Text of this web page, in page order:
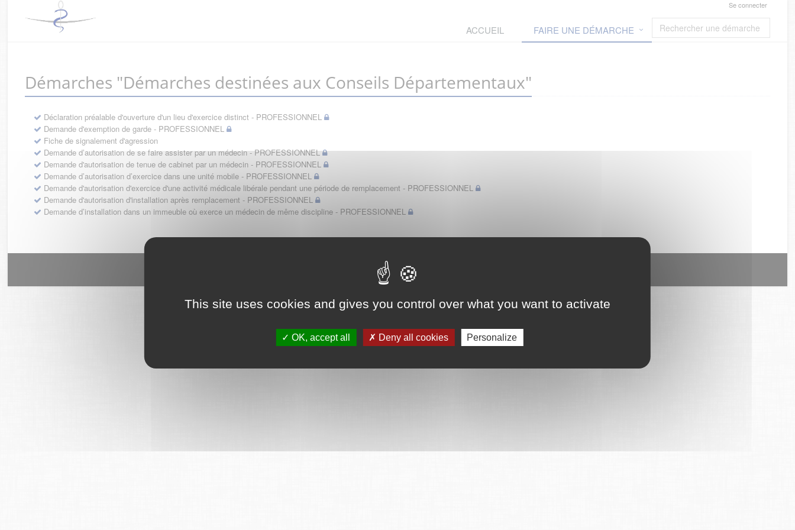
This site uses cookies and gives you control over what you want to activate
OK, accept all Deny all cookies Personalize
Se connecter
ACCUEIL FAIRE UNE DÉMARCHE
Démarches "Démarches destinées aux Conseils Départementaux"
Déclaration préalable d'ouverture d'un lieu d'exercice distinct - PROFESSIONNEL
Demande d'exemption de garde - PROFESSIONNEL
Fiche de signalement d'agression
Demande d’autorisation de se faire assister par un médecin - PROFESSIONNEL
Demande d'autorisation de tenue de cabinet par un médecin - PROFESSIONNEL
Demande d’autorisation d’exercice dans une unité mobile - PROFESSIONNEL
Demande d'autorisation d'exercice d'une activité médicale libérale pendant une période de remplacement - PROFESSIONNEL
Demande d'autorisation d'installation après remplacement - PROFESSIONNEL
Demande d’installation dans un immeuble où exerce un médecin de même discipline - PROFESSIONNEL
CGU Plan du site